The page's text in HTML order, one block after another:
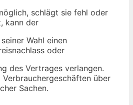
schlägt sie fehl oder
kann der
Wahl einen
oder
des Vertrages verlangen.
über
Sachen.